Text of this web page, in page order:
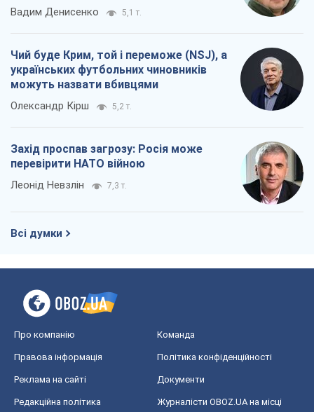
Вадим Денисенко 5,1 т.
Чий буде Крим, той і переможе (NSJ), а
українських футбольних чиновників
можуть назвати вбивцями
Олександр Кірш 5,2 т.
Захід проспав загрозу: Росія може
перевірити НАТО війною
Леонід Невзлін 7,3 т.
Всі думки
Про компанію Команда
Правова інформація Політика конфіденційності
Реклама на сайті Документи
Редакційна політика
Журналісти OBOZ.UA на місці